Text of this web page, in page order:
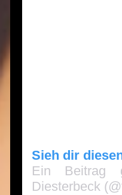
Sieh dir
Ein Beitrag
Diesterbeck